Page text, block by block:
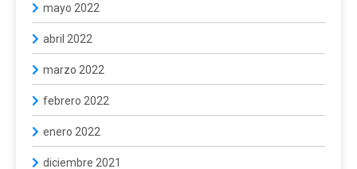
mayo 2022
abril 2022
marzo 2022
febrero 2022
enero 2022
diciembre 2021